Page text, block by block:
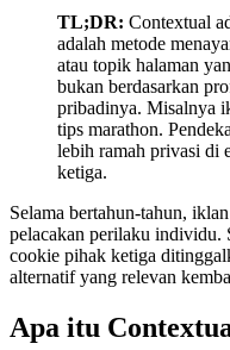
TL;DR: Contextual
adalah metode
atau topik halaman
bukan berdasarkan
pribadinya. Misalnya
tips marathon.
lebih ramah privasi di
ketiga.
Selama bertahun-tahun,
pelacakan perilaku individu.
cookie pihak ketiga
alternatif yang relevan
Apa itu